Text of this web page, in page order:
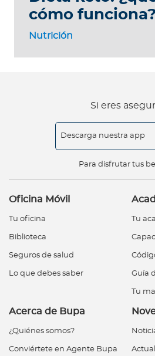
Nutrición
cómo funciona?
Si eres
Descarga nuestra app
Para disfrutar tus
Oficina Móvil
Tu oficina
Biblioteca
Seguros de salud
Lo que debes saber
Tu
Guía
Tu
Acerca de Bupa
¿Quiénes somos?
Conviértete en Agente Bupa